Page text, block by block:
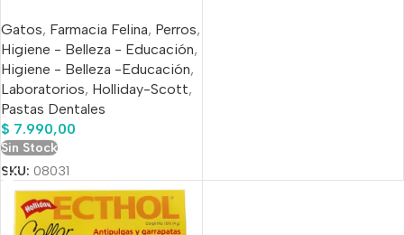
Gatos, Farmacia Felina, Perros,
Higiene - Belleza - Educación,
Higiene - Belleza -Educación,
Laboratorios, Holliday-Scott,
Pastas Dentales
$ 7.990,00
Sin Stock
SKU: 08031